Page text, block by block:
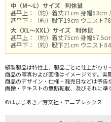
中（M～L）サイズ 利休鼠
甚平上：（約）着丈71cm 身幅63cm
甚平下：（約）股下19cm ウエスト
大（XL～XXL）サイズ 利休鼠
甚平上：（約）着丈75cm 身幅
甚平下：（約）股下21cm ウエスト
縫製製品は特性上、製品ごとに仕上がりサ
商品の写真および画像はイメージです。実
商品のデザイン・仕様・発売日などは予告
画像・テキストの無断転載、及びそれに準
©はまじあき／芳文社・アニプレックス